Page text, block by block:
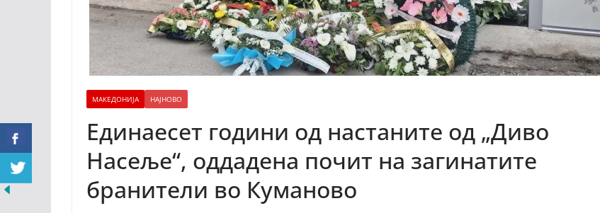
МАКЕДОНИЈА НАЈНОВО
Единаесет години од настаните од „Диво
Насеље“, оддадена почит на загинатите
бранители во Куманово